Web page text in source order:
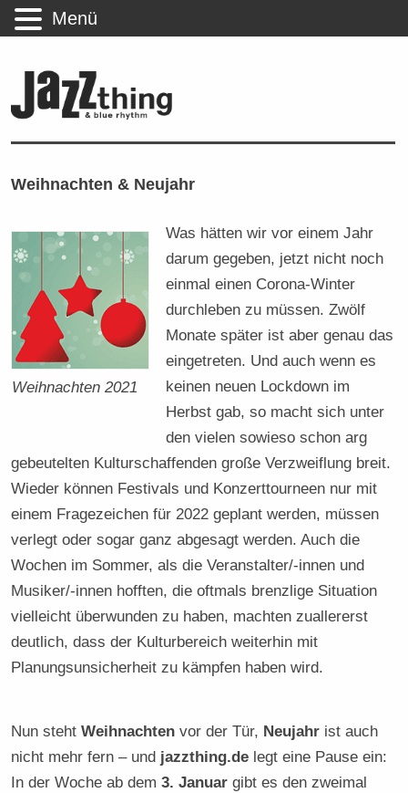
Weihnachten & Neujahr
Weihnachten 2021
Was hätten wir vor einem Jahr
darum gegeben, jetzt nicht noch
einmal einen Corona-Winter
durchleben zu müssen. Zwölf
Monate später ist aber genau das
eingetreten. Und auch wenn es
keinen neuen Lockdown im
Herbst gab, so macht sich unter
den vielen sowieso schon arg
gebeutelten Kulturschaffenden große Verzweiflung breit.
Wieder können Festivals und Konzerttourneen nur mit
einem Fragezeichen für 2022 geplant werden, müssen
verlegt oder sogar ganz abgesagt werden. Auch die
Wochen im Sommer, als die Veranstalter/-innen und
Musiker/-innen hofften, die oftmals brenzlige Situation
vielleicht überwunden zu haben, machten zuallererst
deutlich, dass der Kulturbereich weiterhin mit
Planungsunsicherheit zu kämpfen haben wird.
Nun stehtWeihnachten vor der Tür, Neujahr ist auch
nicht mehr fern – und jazzthing.de legt eine Pause ein:
In der Woche ab dem3. Januar gibt es den zweimal
Menü